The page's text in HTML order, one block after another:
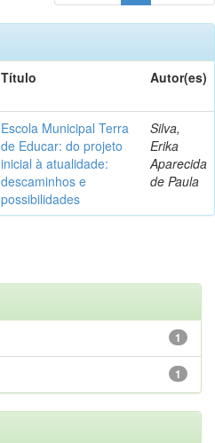
Título Autor(es)
Escola Municipal Terra
de Educar: do projeto
inicial à atualidade:
descaminhos e
possibilidades
Silva,
Erika
Aparecida
de Paula
1
1